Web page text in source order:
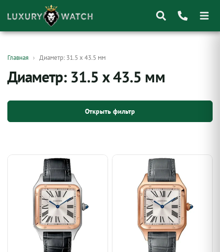
товаров
Главная Диаметр: 31.5 х 43.5 мм
Диаметр: 31.5 х 43.5 мм
Открыть фильтр